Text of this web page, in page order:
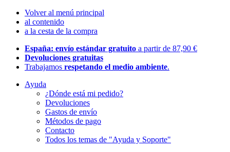
Volver al menú principal
al contenido
a la cesta de la compra
España: envío estándar gratuito a partir de 87,90 €
Devoluciones gratuitas
Trabajamos respetando el medio ambiente.
Ayuda
¿Dónde está mi pedido?
Devoluciones
Gastos de envío
Métodos de pago
Contacto
Todos los temas de "Ayuda y Soporte"